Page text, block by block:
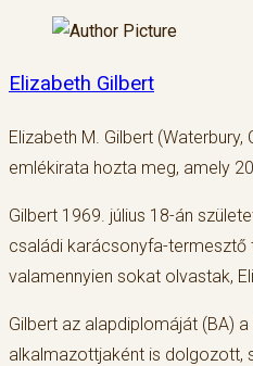
Elizabeth Gilbert
Elizabeth M. Gilbert
emlékirata hozta meg, amely
Gilbert 1969. július 18-án
családi karácsonyfa-termesztő
valamennyien sokat olvastak,
Gilbert az alapdiplomáját (BA)
alkalmazottjaként is dolgozott,